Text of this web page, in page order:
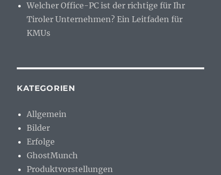
Welcher Office-PC ist der richtige für Ihr
Tiroler Unternehmen? Ein Leitfaden für
KMUs
KATEGORIEN
Allgemein
Bilder
Erfolge
GhostMunch
Produktvorstellungen